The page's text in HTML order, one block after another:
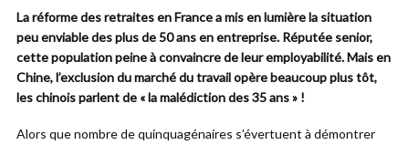
La réforme des retraites en France a mis en lumière la situation
peu enviable des plus de 50 ans en entreprise. Réputée senior,
cette population peine à convaincre de leur employabilité. Mais en
Chine, l’exclusion du marché du travail opère beaucoup plus tôt,
les chinois parlent de « la malédiction des 35 ans » !
Alors que nombre de quinquagénaires s’évertuent à démontrer